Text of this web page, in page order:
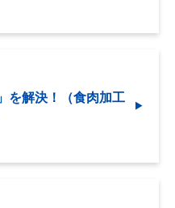
を解決！（食肉加工